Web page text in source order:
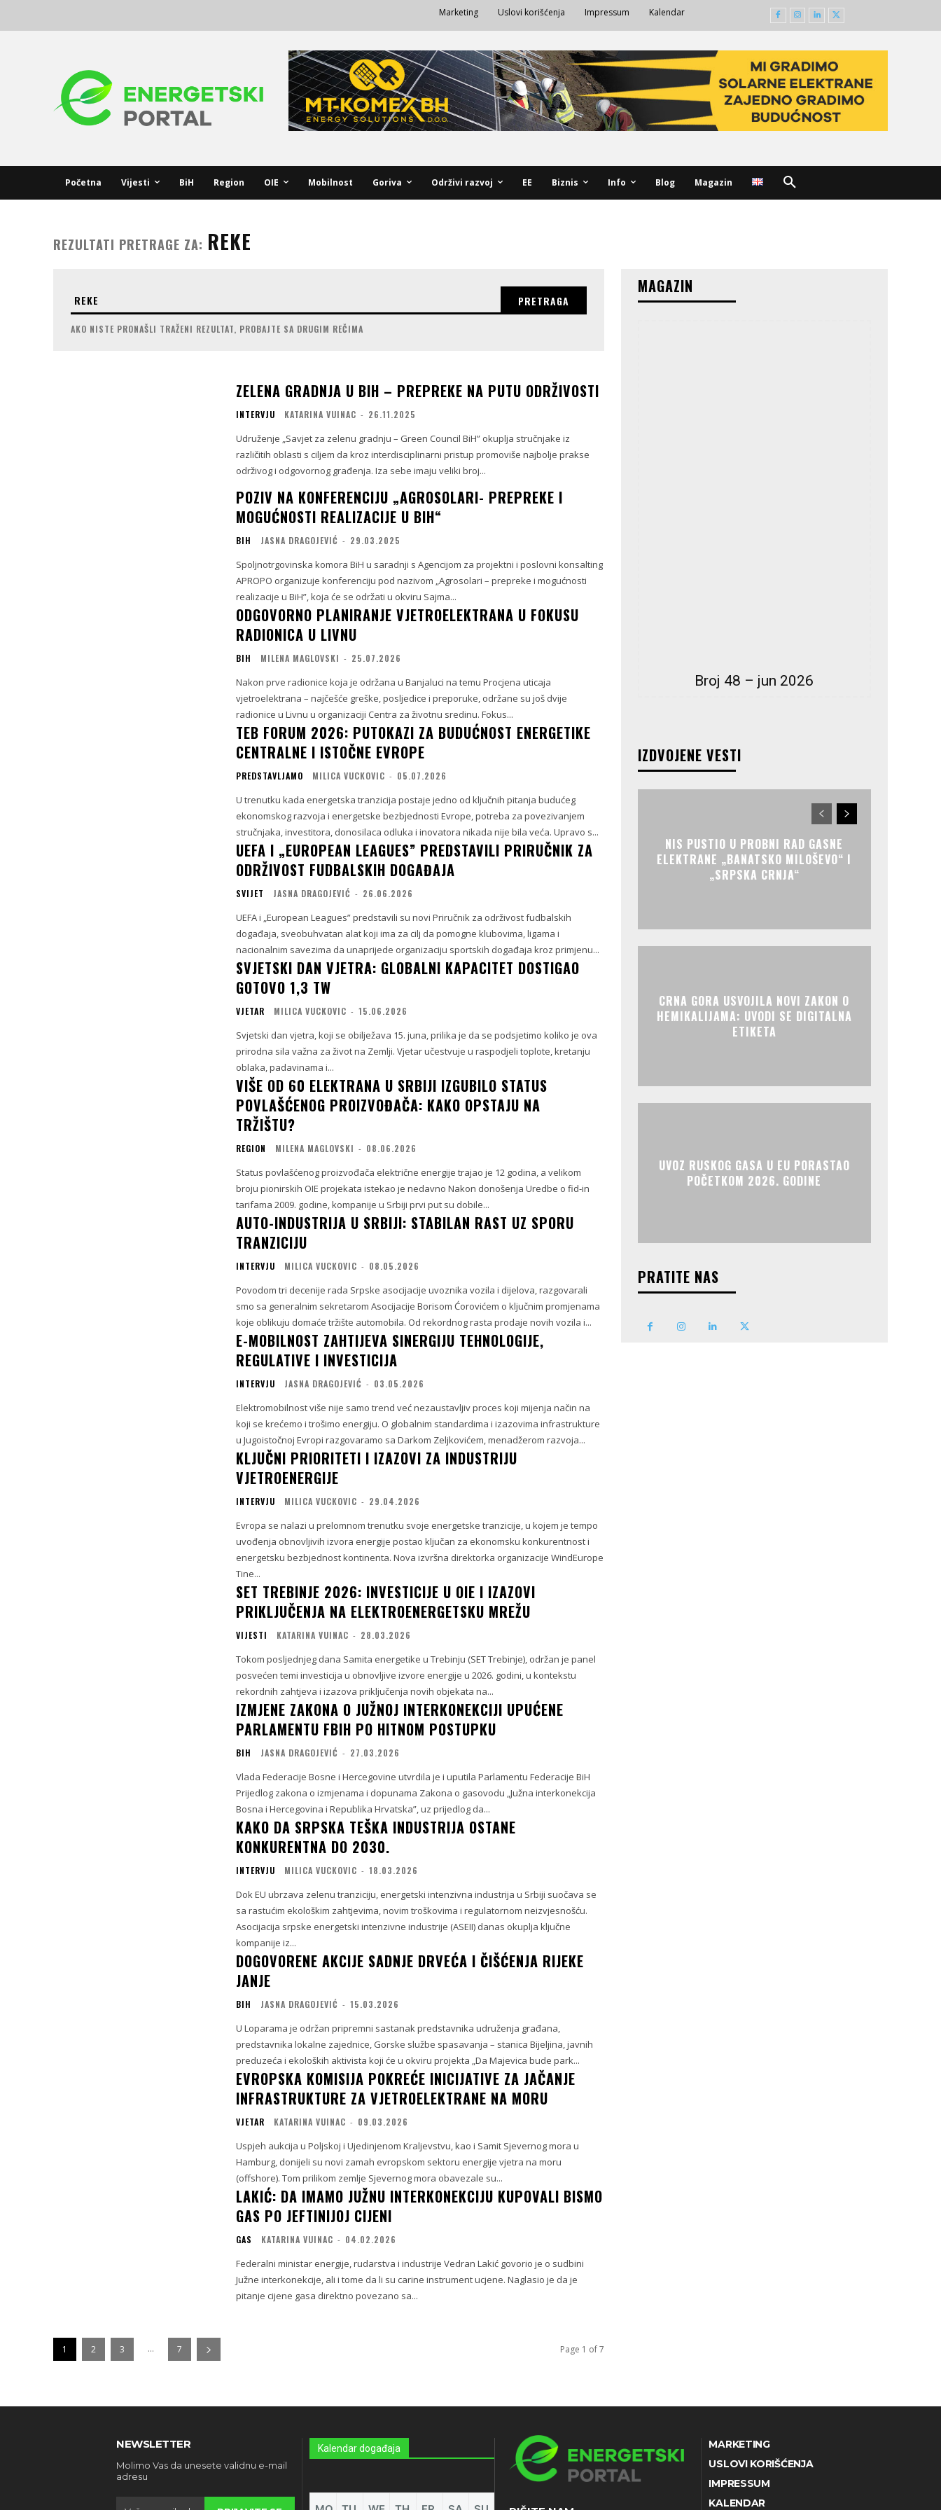
Marketing Uslovi korišćenja Impressum Kalendar
Početna Vijesti BiH Region OIE Mobilnost Goriva Održivi razvoj EE Biznis Info Blog Magazin
REZULTATI PRETRAGE ZA: REKE
PRETRAGA
AKO NISTE PRONAŠLI TRAŽENI REZULTAT, PROBAJTE SA DRUGIM REČIMA
ZELENA GRADNJA U BIH – PREPREKE NA PUTU ODRŽIVOSTI
INTERVJU KATARINA VUINAC - 26.11.2025
Udruženje „Savjet za zelenu gradnju – Green Council BiH” okuplja stručnjake iz
različitih oblasti s ciljem da kroz interdisciplinarni pristup promoviše najbolje prakse
održivog i odgovornog građenja. Iza sebe imaju veliki broj...
POZIV NA KONFERENCIJU „AGROSOLARI- PREPREKE I
MOGUĆNOSTI REALIZACIJE U BIH“
BIH JASNA DRAGOJEVIĆ - 29.03.2025
Spoljnotrgovinska komora BiH u saradnji s Agencijom za projektni i poslovni konsalting
APROPO organizuje konferenciju pod nazivom „Agrosolari – prepreke i mogućnosti
realizacije u BiH”, koja će se održati u okviru Sajma...
ODGOVORNO PLANIRANJE VJETROELEKTRANA U FOKUSU
RADIONICA U LIVNU
BIH MILENA MAGLOVSKI - 25.07.2026
Nakon prve radionice koja je održana u Banjaluci na temu Procjena uticaja
vjetroelektrana – najčešće greške, posljedice i preporuke, održane su još dvije
radionice u Livnu u organizaciji Centra za životnu sredinu. Fokus...
TEB FORUM 2026: PUTOKAZI ZA BUDUĆNOST ENERGETIKE
CENTRALNE I ISTOČNE EVROPE
PREDSTAVLJAMO MILICA VUCKOVIC - 05.07.2026
U trenutku kada energetska tranzicija postaje jedno od ključnih pitanja budućeg
ekonomskog razvoja i energetske bezbjednosti Evrope, potreba za povezivanjem
stručnjaka, investitora, donosilaca odluka i inovatora nikada nije bila veća. Upravo s...
UEFA I „EUROPEAN LEAGUES” PREDSTAVILI PRIRUČNIK ZA
ODRŽIVOST FUDBALSKIH DOGAĐAJA
SVIJET JASNA DRAGOJEVIĆ - 26.06.2026
UEFA i „European Leagues” predstavili su novi Priručnik za održivost fudbalskih
događaja, sveobuhvatan alat koji ima za cilj da pomogne klubovima, ligama i
nacionalnim savezima da unaprijede organizaciju sportskih događaja kroz primjenu...
SVJETSKI DAN VJETRA: GLOBALNI KAPACITET DOSTIGAO
GOTOVO 1,3 TW
VJETAR MILICA VUCKOVIC - 15.06.2026
Svjetski dan vjetra, koji se obilježava 15. juna, prilika je da se podsjetimo koliko je ova
prirodna sila važna za život na Zemlji. Vjetar učestvuje u raspodjeli toplote, kretanju
oblaka, padavinama i...
VIŠE OD 60 ELEKTRANA U SRBIJI IZGUBILO STATUS
POVLAŠĆENOG PROIZVOĐAČA: KAKO OPSTAJU NA
TRŽIŠTU?
REGION MILENA MAGLOVSKI - 08.06.2026
Status povlašćenog proizvođača električne energije trajao je 12 godina, a velikom
broju pionirskih OIE projekata istekao je nedavno Nakon donošenja Uredbe o fid-in
tarifama 2009. godine, kompanije u Srbiji prvi put su dobile...
AUTO-INDUSTRIJA U SRBIJI: STABILAN RAST UZ SPORU
TRANZICIJU
INTERVJU MILICA VUCKOVIC - 08.05.2026
Povodom tri decenije rada Srpske asocijacije uvoznika vozila i dijelova, razgovarali
smo sa generalnim sekretarom Asocijacije Borisom Ćorovićem o ključnim promjenama
koje oblikuju domaće tržište automobila. Od rekordnog rasta prodaje novih vozila i...
E-MOBILNOST ZAHTIJEVA SINERGIJU TEHNOLOGIJE,
REGULATIVE I INVESTICIJA
INTERVJU JASNA DRAGOJEVIĆ - 03.05.2026
Elektromobilnost više nije samo trend već nezaustavljiv proces koji mijenja način na
koji se krećemo i trošimo energiju. O globalnim standardima i izazovima infrastrukture
u Jugoistočnoj Evropi razgovaramo sa Darkom Zeljkovićem, menadžerom razvoja...
KLJUČNI PRIORITETI I IZAZOVI ZA INDUSTRIJU
VJETROENERGIJE
INTERVJU MILICA VUCKOVIC - 29.04.2026
Evropa se nalazi u prelomnom trenutku svoje energetske tranzicije, u kojem je tempo
uvođenja obnovljivih izvora energije postao ključan za ekonomsku konkurentnost i
energetsku bezbjednost kontinenta. Nova izvršna direktorka organizacije WindEurope
Tine...
SET TREBINJE 2026: INVESTICIJE U OIE I IZAZOVI
PRIKLJUČENJA NA ELEKTROENERGETSKU MREŽU
VIJESTI KATARINA VUINAC - 28.03.2026
Tokom posljednjeg dana Samita energetike u Trebinju (SET Trebinje), održan je panel
posvećen temi investicija u obnovljive izvore energije u 2026. godini, u kontekstu
rekordnih zahtjeva i izazova priključenja novih objekata na...
IZMJENE ZAKONA O JUŽNOJ INTERKONEKCIJI UPUĆENE
PARLAMENTU FBIH PO HITNOM POSTUPKU
BIH JASNA DRAGOJEVIĆ - 27.03.2026
Vlada Federacije Bosne i Hercegovine utvrdila je i uputila Parlamentu Federacije BiH
Prijedlog zakona o izmjenama i dopunama Zakona o gasovodu „Južna interkonekcija
Bosna i Hercegovina i Republika Hrvatska”, uz prijedlog da...
KAKO DA SRPSKA TEŠKA INDUSTRIJA OSTANE
KONKURENTNA DO 2030.
INTERVJU MILICA VUCKOVIC - 18.03.2026
Dok EU ubrzava zelenu tranziciju, energetski intenzivna industrija u Srbiji suočava se
sa rastućim ekološkim zahtjevima, novim troškovima i regulatornom neizvjesnošću.
Asocijacija srpske energetski intenzivne industrije (ASEII) danas okuplja ključne
kompanije iz...
DOGOVORENE AKCIJE SADNJE DRVEĆA I ČIŠĆENJA RIJEKE
JANJE
BIH JASNA DRAGOJEVIĆ - 15.03.2026
U Loparama je održan pripremni sastanak predstavnika udruženja građana,
predstavnika lokalne zajednice, Gorske službe spasavanja – stanica Bijeljina, javnih
preduzeća i ekoloških aktivista koji će u okviru projekta „Da Majevica bude park...
EVROPSKA KOMISIJA POKREĆE INICIJATIVE ZA JAČANJE
INFRASTRUKTURE ZA VJETROELEKTRANE NA MORU
VJETAR KATARINA VUINAC - 09.03.2026
Uspjeh aukcija u Poljskoj i Ujedinjenom Kraljevstvu, kao i Samit Sjevernog mora u
Hamburg, donijeli su novi zamah evropskom sektoru energije vjetra na moru
(offshore). Tom prilikom zemlje Sjevernog mora obavezale su...
LAKIĆ: DA IMAMO JUŽNU INTERKONEKCIJU KUPOVALI BISMO
GAS PO JEFTINIJOJ CIJENI
GAS KATARINA VUINAC - 04.02.2026
Federalni ministar energije, rudarstva i industrije Vedran Lakić govorio je o sudbini
Južne interkonekcije, ali i tome da li su carine instrument ucjene. Naglasio je da je
pitanje cijene gasa direktno povezano sa...
1 2 3 ... 7 Page 1 of 7
MAGAZIN
Broj 48 – jun 2026
IZDVOJENE VESTI
NIS PUSTIO U PROBNI RAD GASNE
ELEKTRANE „BANATSKO MILOŠEVO“ I
„SRPSKA CRNJA“
CRNA GORA USVOJILA NOVI ZAKON O
HEMIKALIJAMA: UVODI SE DIGITALNA
ETIKETA
UVOZ RUSKOG GASA U EU PORASTAO
POČETKOM 2026. GODINE
PRATITE NAS
NEWSLETTER
Molimo Vas da unesete validnu e-mail
adresu
Kalendar događaja
MARKETING
USLOVI KORIŠĆENJA
IMPRESSUM
KALENDAR